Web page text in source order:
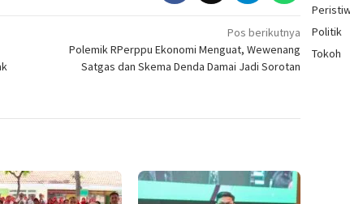
Pos berikutnya
Polemik RPerppu Ekonomi Menguat, Wewenang
Satgas dan Skema Denda Damai Jadi Sorotan
Politik
Tokoh